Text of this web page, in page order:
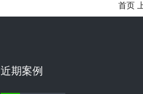
首页
近期案例